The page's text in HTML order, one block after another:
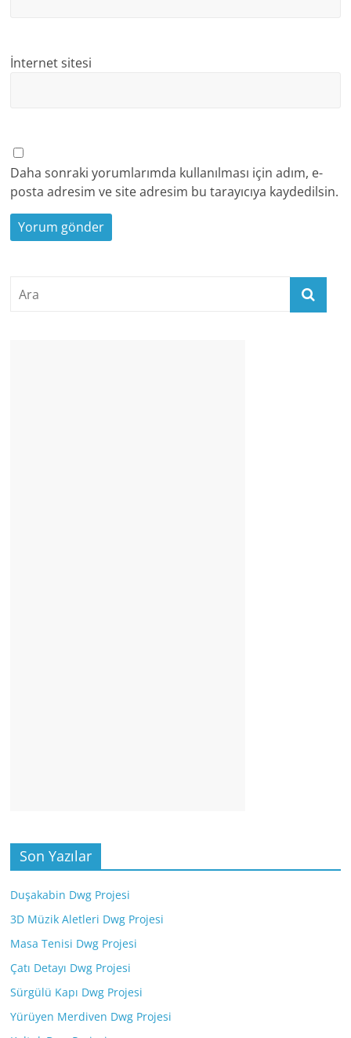
İnternet sitesi
Daha sonraki yorumlarımda kullanılması için adım, e-
posta adresim ve site adresim bu tarayıcıya kaydedilsin.
Son Yazılar
Duşakabin Dwg Projesi
3D Müzik Aletleri Dwg Projesi
Masa Tenisi Dwg Projesi
Çatı Detayı Dwg Projesi
Sürgülü Kapı Dwg Projesi
Yürüyen Merdiven Dwg Projesi